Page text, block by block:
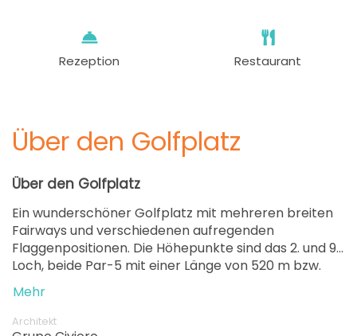
Rezeption Restaurant
Über den Golfplatz
Über den Golfplatz
Ein wunderschöner Golfplatz mit mehreren breiten
Fairways und verschiedenen aufregenden
Flaggenpositionen. Die Höhepunkte sind das 2. und 9.
Loch, beide Par-5 mit einer Länge von 520 m bzw.
555 m.
Mehr
Architekt